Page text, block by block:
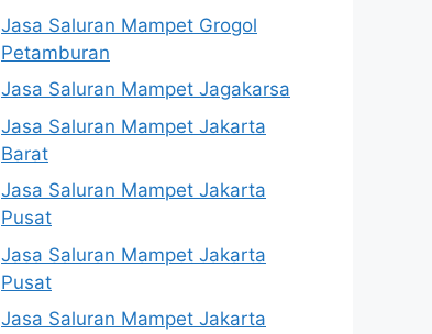
Jasa Saluran Mampet Grogol
Petamburan
Jasa Saluran Mampet Jagakarsa
Jasa Saluran Mampet Jakarta
Barat
Jasa Saluran Mampet Jakarta
Pusat
Jasa Saluran Mampet Jakarta
Pusat
Jasa Saluran Mampet Jakarta